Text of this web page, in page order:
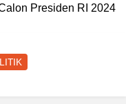
Presiden RI 2024